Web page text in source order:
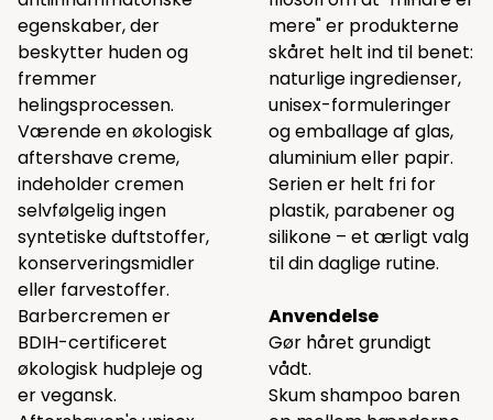
egenskaber, der
beskytter huden og
fremmer
helingsprocessen.
Værende en økologisk
aftershave creme,
indeholder cremen
selvfølgelig ingen
syntetiske duftstoffer,
konserveringsmidler
eller farvestoffer.
Barbercremen er
BDIH-certificeret
økologisk hudpleje og
er vegansk.
mere" er produkterne
skåret helt ind til benet:
naturlige ingredienser,
unisex-formuleringer
og emballage af glas,
aluminium eller papir.
Serien er helt fri for
plastik, parabener og
silikone – et ærligt valg
til din daglige rutine.
Anvendelse
Gør håret grundigt
vådt.
Skum shampoo baren